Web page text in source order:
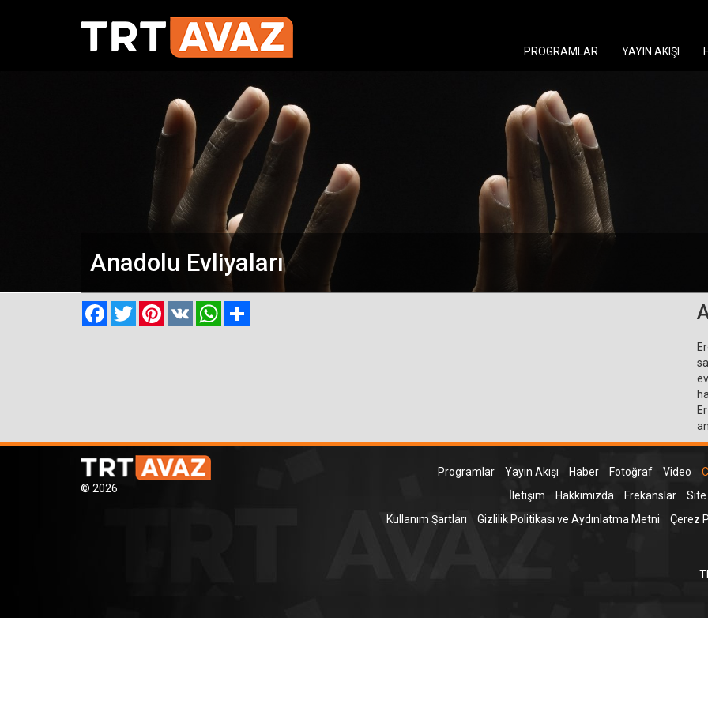
PROGRAMLAR YAYIN AKIŞI
Anadolu Evliyaları
FacebookTwitterPinterest
VK WhatsApp
© 2026
Programlar Yayın Akışı Haber Fotoğraf Video
İletişim
Hakkımızda Frekanslar
Site
Kullanım Şartları
Gizlilik Politikası ve Aydınlatma Metni Çerez